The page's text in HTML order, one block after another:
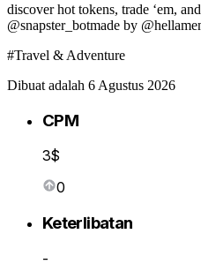
discover hot tokens, trade ‘em,
@snapster_botmade by
#Travel & Adventure
Dibuat adalah 6 Agustus 2026
CPM
3$
0
Keterlibatan
-